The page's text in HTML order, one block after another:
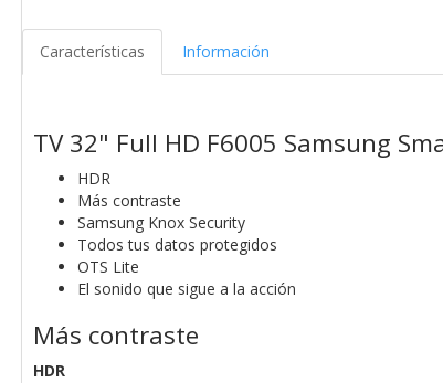
Características Información
TV 32" Full HD F6005 Samsung
HDR
Más contraste
Samsung Knox Security
Todos tus datos protegidos
OTS Lite
El sonido que sigue a la acción
Más contraste
HDR